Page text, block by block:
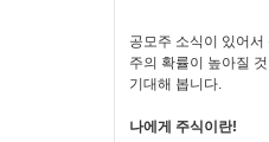
공모주 소식이 있어
주의 확률이 높아질
기대해 봅니다.
나에게 주식이란!